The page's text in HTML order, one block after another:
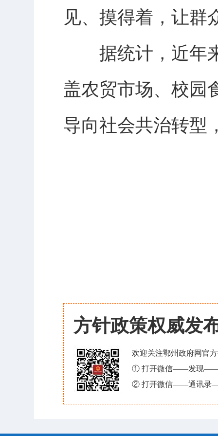
见、摸得着，让群
据统计，近年来
盖农贸市场、校园
导向社会共治转型
方针政策权威发
欢迎关注鄂州政府网官
① 打开微信——发现——
② 打开微信——通讯录